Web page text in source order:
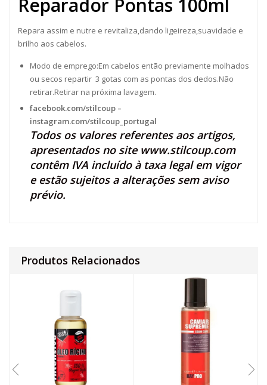
Reparador Pontas 100ml
Repara assim e nutre e revitaliza,dando ligeireza,suavidade e
brilho aos cabelos.
Modo de emprego:Em cabelos então previamente molhados
ou secos repartir 3 gotas com as pontas dos dedos.Não
retirar.Retirar na próxima lavagem.
facebook.com/stilcoup –
instagram.com/stilcoup_portugal
Todos os valores referentes aos artigos,
apresentados no site www.stilcoup.com
contêm IVA incluído à taxa legal em vigor
e estão sujeitos a alterações sem aviso
prévio.
Produtos Relacionados